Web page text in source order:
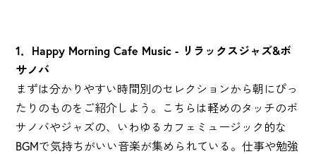
1．Happy Morning Cafe Music - リラックスジャズ&ボ
サノバ
まずは分かりやすい時間別のセレクションから朝にぴっ
たりのものをご紹介しよう。こちらは軽めのタッチのボ
サノバやジャズの、いわゆるカフェミュージック的な
BGMで気持ちがいい音楽が集められている。仕事や勉強